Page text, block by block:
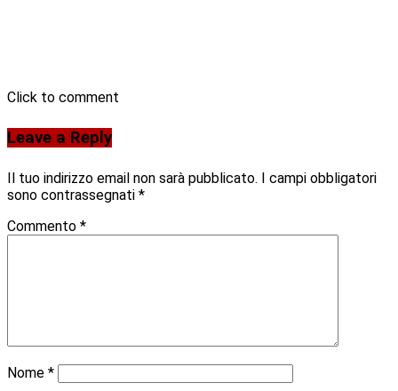
Click to comment
Leave a Reply
Il tuo indirizzo email non sarà pubblicato. I campi obbligatori
sono contrassegnati *
Commento *
Nome *